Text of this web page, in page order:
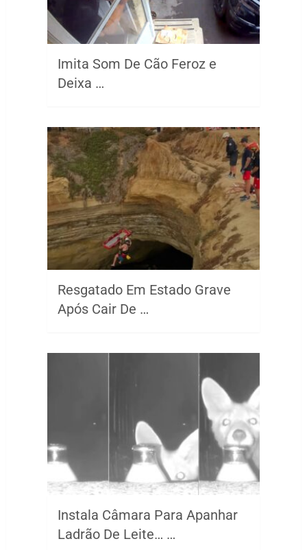
Imita Som De Cão Feroz e
Deixa …
Resgatado Em Estado Grave
Após Cair De …
Instala Câmara Para Apanhar
Ladrão De Leite… …